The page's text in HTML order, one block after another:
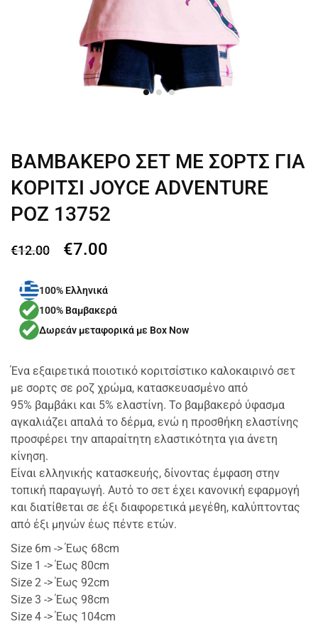
ΒΑΜΒΑΚΕΡΟ ΣΕΤ ΜΕ ΣΟΡΤΣ ΓΙΑ
ΚΟΡΙΤΣΙ JOYCE ADVENTURE
ΡΟΖ 13752
€12.00 €7.00
100% Ελληνικά
100% Βαμβακερά
Δωρεάν μεταφορικά με Box Now
Ένα εξαιρετικά ποιοτικό κοριτσίστικο καλοκαιρινό σετ
με σορτς σε ροζ χρώμα, κατασκευασμένο από
95% βαμβάκι και 5% ελαστίνη. Το βαμβακερό ύφασμα
αγκαλιάζει απαλά το δέρμα, ενώ η προσθήκη ελαστίνης
προσφέρει την απαραίτητη ελαστικότητα για άνετη
κίνηση.
Είναι ελληνικής κατασκευής, δίνοντας έμφαση στην
τοπική παραγωγή. Αυτό το σετ έχει κανονική εφαρμογή
και διατίθεται σε έξι διαφορετικά μεγέθη, καλύπτοντας
από έξι μηνών έως πέντε ετών.
Size 6m -> Έως 68cm
Size 1 -> Έως 80cm
Size 2 -> Έως 92cm
Size 3 -> Έως 98cm
Size 4 -> Έως 104cm